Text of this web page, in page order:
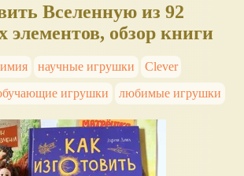
Вселенную из 92
элементов, обзор книги
научные игрушки
Clever
игрушки любимые игрушки